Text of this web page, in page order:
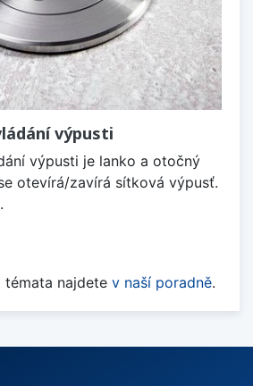
výpusti
výpusti je lanko a otočný
otevírá/zavírá sítková výpusť.
témata najdete v naší poradně.